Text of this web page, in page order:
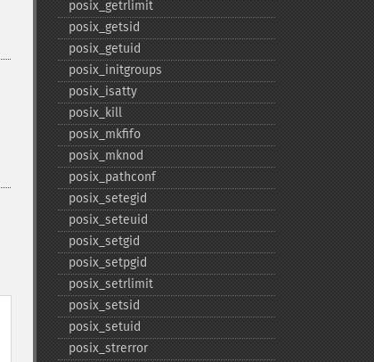
posix_​getrlimit
posix_​getsid
posix_​getuid
posix_​initgroups
posix_​isatty
posix_​kill
posix_​mkfifo
posix_​mknod
posix_​pathconf
posix_​setegid
posix_​seteuid
posix_​setgid
posix_​setpgid
posix_​setrlimit
posix_​setsid
posix_​setuid
posix_​strerror